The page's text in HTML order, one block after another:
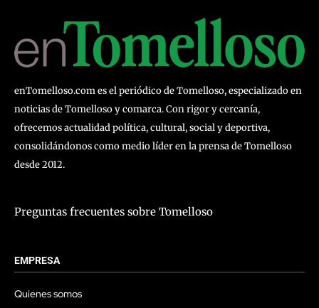
enTomelloso.com es el periódico de Tomelloso, especializado en
noticias de Tomelloso y comarca. Con rigor y cercanía,
ofrecemos actualidad política, cultural, social y deportiva,
consolidándonos como medio líder en la prensa de Tomelloso
desde 2012.
Preguntas frecuentes sobre Tomelloso
EMPRESA
Quienes somos